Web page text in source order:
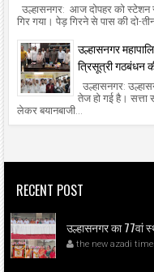
उल्हासनगर: आज दोपहर को
गिर गया। पेड़ गिरने से पास की दो-
उल्हासनगर
त्रिसूत्री गठबंधन
उल्हासनगर:
तेज हो गई है। सत्ता
लेकर बयानबाजी...
RECENT POST
उल्हासनगर का 77वां
the new azadi